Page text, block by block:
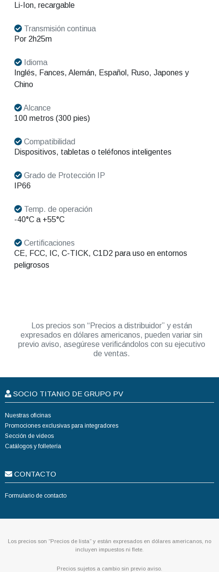
Li-Ion, recargable
Transmisión continua
Por 2h25m
Idioma
Inglés, Fances, Alemán, Español, Ruso, Japones y
Chino
Alcance
100 metros (300 pies)
Compatibilidad
Dispositivos, tabletas o teléfonos inteligentes
Grado de Protección IP
IP66
Temp. de operación
-40°C a +55°C
Certificaciones
CE, FCC, IC, C-TICK, C1D2 para uso en entornos
peligrosos
Los precios son “Precios a distribuidor” y están
expresados en dólares americanos, pueden variar sin
previo aviso, asegúrese verificándolos con su ejecutivo
de ventas.
SOCIO TITANIO DE GRUPO PV
Nuestras oficinas
Promociones exclusivas para integradores
Sección de videos
Catálogos y folletería
CONTACTO
Formulario de contacto
Los precios son “Precios de lista” y están expresados en dólares americanos, no
incluyen impuestos ni flete.
Precios sujetos a cambio sin previo aviso.